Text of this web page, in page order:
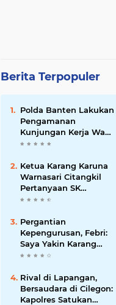
Berita Terpopuler
Polda Banten Lakukan
Pengamanan
Kunjungan Kerja Wakil
Presiden RI
Ketua Karang Karuna
Warnasari Citangkil
Pertanyaan SK
Karetaker dan Urgensi
Berduka
Pergantian
Kepengurusan, Febri:
Saya Yakin Karang
Taruna Wanakarsa
Kepemimpinan Bung
Entus Jauh Membawa
Manfaat
Rival di Lapangan,
Bersaudara di Cilegon:
Kapolres Satukan